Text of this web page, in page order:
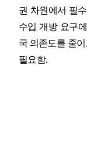
권 차원에서 필
수입 개방 요구
국 의존도를 줄
필요함.